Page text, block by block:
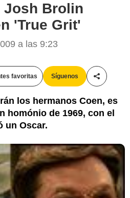
Josh Brolin
'True Grit'
a las 9:23
favoritas Síguenos
los hermanos Coen, es
homónio de 1969, con el
un Oscar.